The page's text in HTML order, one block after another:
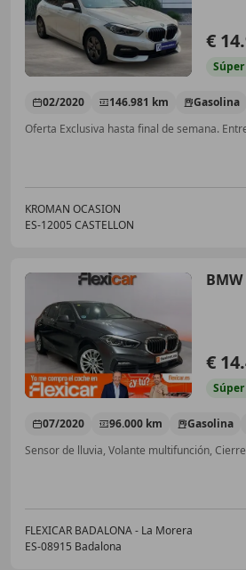
€
Súper
02/2020 146.981 km Gasolina
Oferta Exclusiva hasta final de semana.
KROMAN OCASION
ES-12005 CASTELLON
BMW
€
Súper
07/2020 96.000 km Gasolina
Sensor de lluvia, Volante multifunción,
FLEXICAR BADALONA - La Morera
ES-08915 Badalona